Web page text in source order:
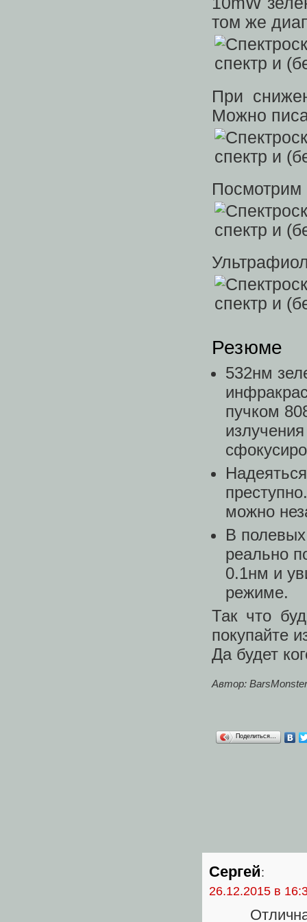
том же
При
Можно
Посмотрим
Резюме
532нм
пучком
можно
В
реально
0.1нм и
режиме.
Так что
покупайте
Да будет
Автор: BarsMonster
Поделиться…
Сергей:
26.12.2015 в